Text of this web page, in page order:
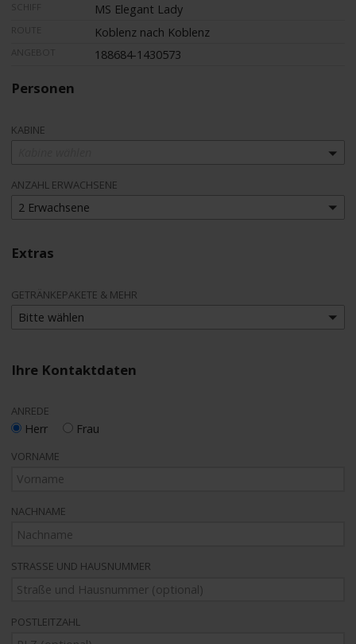
MS Elegant Lady
Koblenz nach Koblenz
188684-1430573
Personen
KABINE
ANZAHL ERWACHSENE
2 Erwachsene
Extras
GETRÄNKEPAKETE & MEHR
Bitte wählen
Ihre Kontaktdaten
ANREDE
Herr Frau
VORNAME
NACHNAME
STRASSE UND HAUSNUMMER
POSTLEITZAHL